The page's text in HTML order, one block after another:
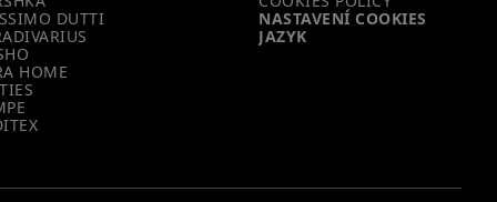
DUTTI
HOME
NASTAVENÍ COOKIES
JAZYK